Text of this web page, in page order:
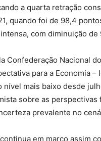
a quarta retração
quando foi de 98,4
com diminuição de
Confederação Nacional
para a Economia
nível mais baixo desde
sobre as
prevalente no
em março assim